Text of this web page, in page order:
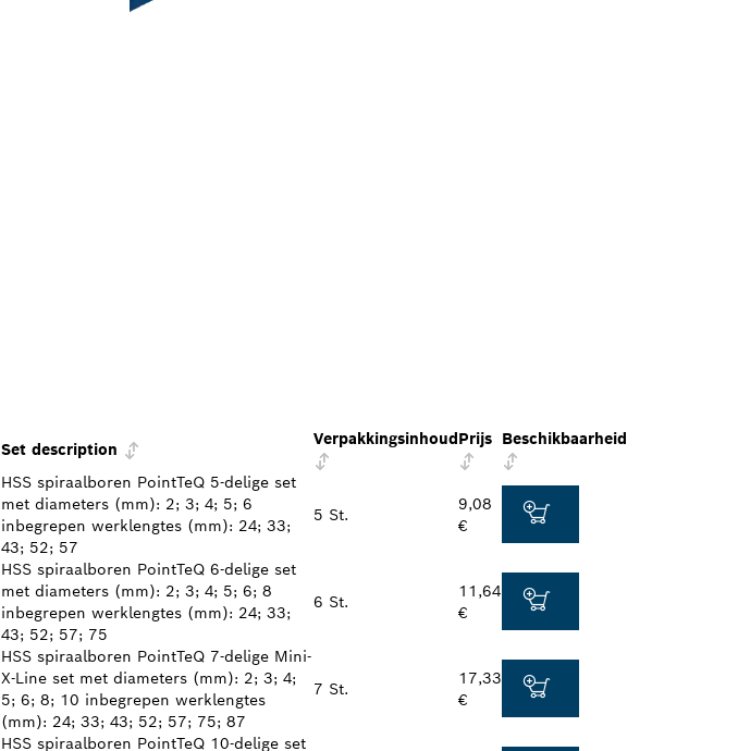
Set description
VerpakkingsinhoudPrijs Beschikbaarheid
HSS spiraalboren PointTeQ 5-delige set
met diameters (mm): 2; 3; 4; 5; 6
inbegrepen werklengtes (mm): 24; 33;
43; 52; 57
5 St.
9,08
€
HSS spiraalboren PointTeQ 6-delige set
met diameters (mm): 2; 3; 4; 5; 6; 8
inbegrepen werklengtes (mm): 24; 33;
43; 52; 57; 75
6 St.
11,64
€
HSS spiraalboren PointTeQ 7-delige Mini-
X-Line set met diameters (mm): 2; 3; 4;
5; 6; 8; 10 inbegrepen werklengtes
(mm): 24; 33; 43; 52; 57; 75; 87
7 St.
17,33
€
HSS spiraalboren PointTeQ 10-delige set